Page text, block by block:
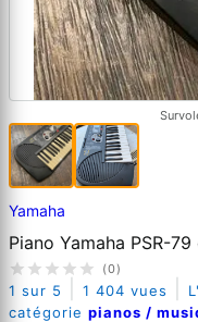
Yamaha
Piano Yamaha PSR-
(0)
1 sur 5 1 404 vues
catégorie pianos /